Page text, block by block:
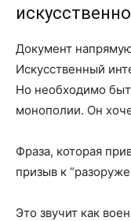
Документ
Искусственный
Но необходимо
монополии. Он
Фраза, которая
призыв к
Это звучит как